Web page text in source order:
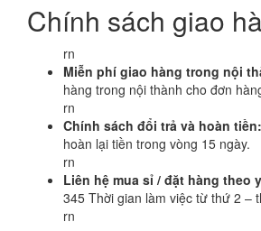
Chính sách giao
rn
Miễn phí giao hàng trong nội
hàng trong nội thành cho đơn
rn
Chính sách đổi trả và hoàn tiền:
hoàn lại tiền trong vòng 15 ngày.
rn
Liên hệ mua sỉ / đặt hàng theo
345 Thời gian làm việc từ thứ 2 –
rn